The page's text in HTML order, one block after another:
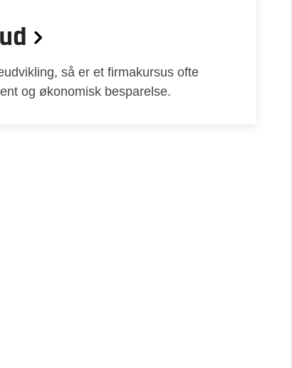
så er et firmakursus ofte
og økonomisk besparelse.